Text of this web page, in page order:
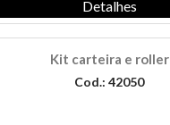
Detalhes
Kit carteira e roller
Cod.: 42050